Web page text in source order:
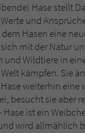
Hase stellt
und
Hasen eine
mit der Natur
und Wildtiere in
kämpfen. Sie
weiterhin eine
besucht sie aber
Hase ist ein
wird allmählich